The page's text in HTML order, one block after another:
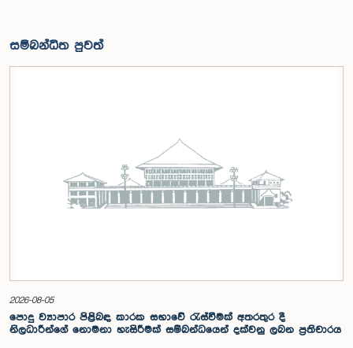
සම්බන්ධිත පුවත්
2026-08-05
පොදු ව්‍යාපාර පිළිබඳ කාරක සභාවේ රැස්වීමක් අතරතුර දී
නිලධාරීන්ගේ නොමනා හැසිරීමක් සම්බන්ධයෙන් දක්වනු ලබන ප්‍රතිචාරය